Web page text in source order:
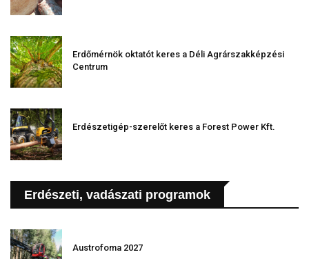
Erdőmérnök oktatót keres a Déli Agrárszakképzési
Centrum
Erdészetigép-szerelőt keres a Forest Power Kft.
Erdészeti, vadászati programok
Austrofoma 2027